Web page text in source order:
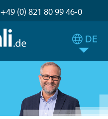
+49 (0) 821 80 99 46-0